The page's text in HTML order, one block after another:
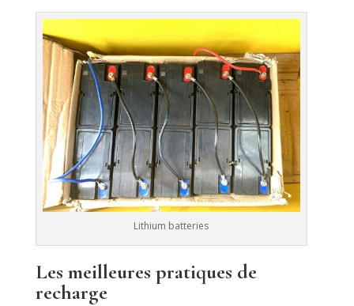
Lithium batteries
Les meilleures pratiques de
recharge